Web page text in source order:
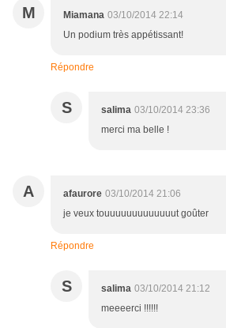
M Miamana 03/10/2014 22:14
Un podium très appétissant!
Répondre
S salima 03/10/2014 23:36
merci ma belle !
A afaurore 03/10/2014 21:06
je veux touuuuuuuuuuuuut goûter
Répondre
S salima 03/10/2014 21:12
meeeerci !!!!!!